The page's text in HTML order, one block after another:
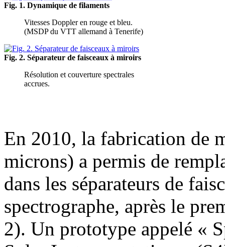
Fig. 1. Dynamique de filaments
Vitesses Doppler en rouge et bleu.
(MSDP du VTT allemand à Tenerife)
Fig. 2. Séparateur de faisceaux à miroirs
Résolution et couverture spectrales
accrues.
En 2010, la fabrication de
microns) a permis de
dans les séparateurs de
spectrographe, après le
2). Un prototype appelé «